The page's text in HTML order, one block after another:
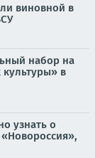
виновной в
набор на
в
узнать о